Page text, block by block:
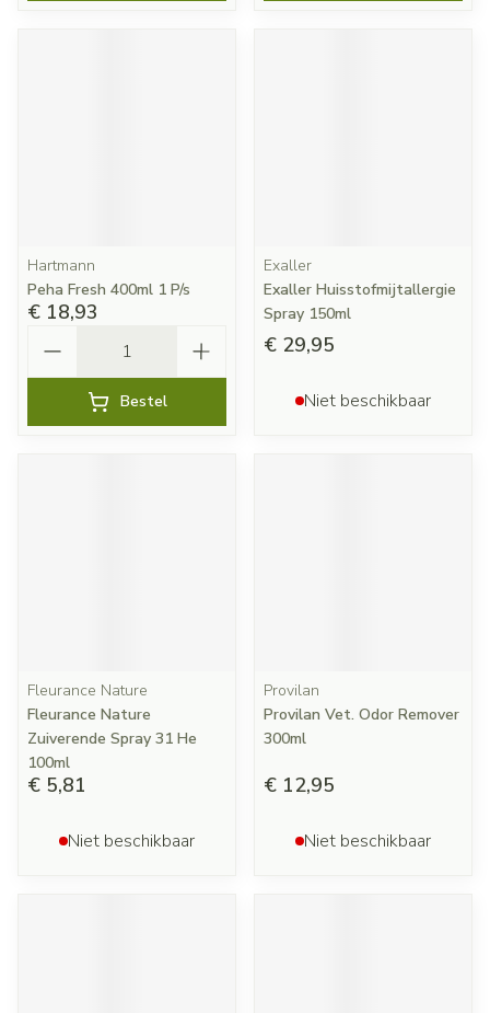
Hartmann
Peha Fresh 400ml 1 P/s
€ 18,93
Bestel
Exaller
Exaller Huisstofmijtallergie
Spray 150ml
€ 29,95
Niet beschikbaar
Fleurance Nature
Fleurance Nature
Zuiverende Spray 31 He
100ml
€ 5,81
Niet beschikbaar
Provilan
Provilan Vet. Odor Remover
300ml
€ 12,95
Niet beschikbaar